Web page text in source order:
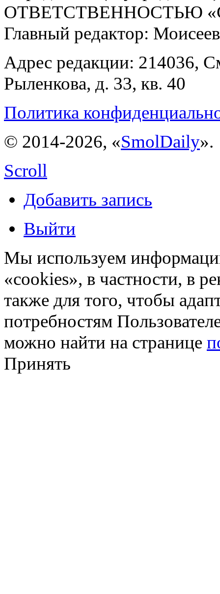
ОТВЕТСТВЕННОСТЬЮ
Главный редактор:
Адрес редакции: 214036,
Рыленкова, д. 33, кв. 40
Политика
© 2014-2026, «SmolDaily».
Scroll
Добавить запись
Выйти
Мы используем
«cookies», в частности, в
также для того, чтобы
потребностям
можно найти на странице
Принять